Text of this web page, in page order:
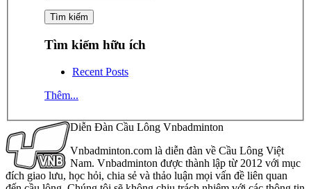
Tìm kiếm hữu ích
Recent Posts
Thêm...
Diễn Đàn Cầu Lông Vnbadminton
Vnbadminton.com là diễn đàn về Cầu Lông Việt
Nam. Vnbadminton được thành lập từ 2012 với mục
đích giao lưu, học hỏi, chia sẻ và thảo luận mọi vấn đề liên quan